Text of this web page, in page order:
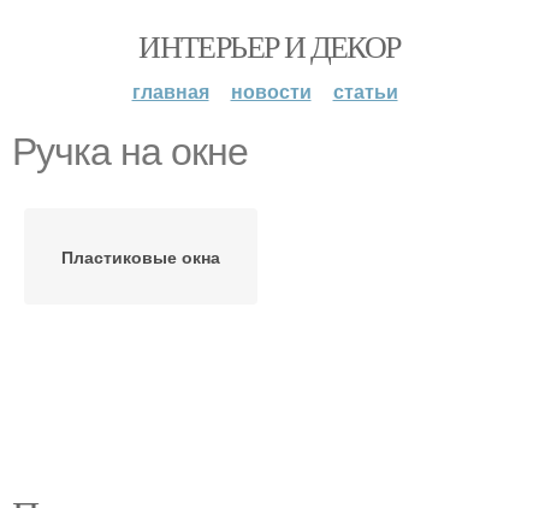
ИНТЕРЬЕР И ДЕКОР
главная новости статьи
Ручка на окне
Пластиковые окна